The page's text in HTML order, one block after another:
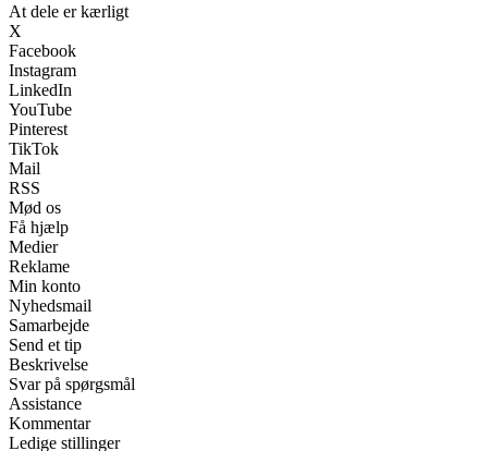
At dele er kærligt
X
Facebook
Instagram
LinkedIn
YouTube
Pinterest
TikTok
Mail
RSS
Mød os
Få hjælp
Medier
Reklame
Min konto
Nyhedsmail
Samarbejde
Send et tip
Beskrivelse
Svar på spørgsmål
Assistance
Kommentar
Ledige stillinger